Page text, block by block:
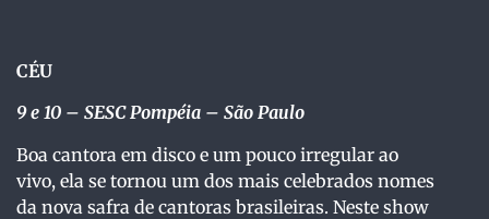
CÉU
9 e 10 – SESC Pompéia – São Paulo
Boa cantora em disco e um pouco irregular ao
vivo, ela se tornou um dos mais celebrados nomes
da nova safra de cantoras brasileiras. Neste show